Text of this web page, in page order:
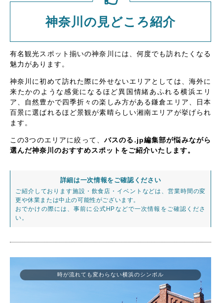
神奈川の見どころ紹介
有名観光スポット揃いの神奈川には、何度でも訪れたくなる
魅力があります。
神奈川に初めて訪れた際に外せないエリアとしては、海外に
来たかのような感覚になるほど異国情緒あふれる横浜エリ
ア、自然豊かで四季折々の楽しみ方がある鎌倉エリア、日本
百景に選ばれるほど景観が素晴らしい湘南エリアが挙げられ
ます。
この3つのエリアに絞って、 バスのる.jp編集部が悩みながら
選んだ神奈川のおすすめスポットをご紹介いたします。
詳細は一次情報をご確認ください
ご紹介しております施設・飲食店・イベントなどは、営業時間の変
更や休業または中止の可能性がございます。
おでかけの際には、事前に公式HPなどで一次情報をご確認くださ
い。
時が流れても変わらない横浜のシンボル